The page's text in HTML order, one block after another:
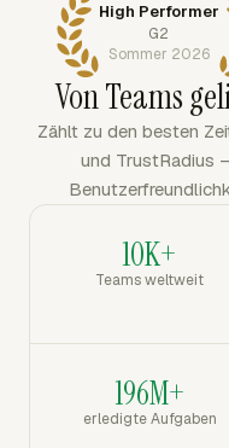
High Performer
G2
Sommer 2026
Von Teams
Zählt zu den besten
und TrustRadius
10K+
Teams weltweit
196M+
erledigte Aufgaben